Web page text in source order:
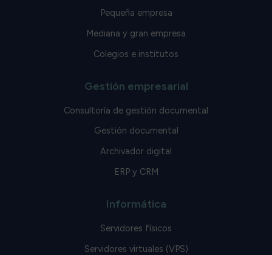
Pequeña empresa
Mediana y gran empresa
Colegios e institutos
Gestión empresarial
Consultoría de gestión documental
Gestión documental
Archivador digital
ERP y CRM
Informática
Servidores físicos
Servidores virtuales (VPS)